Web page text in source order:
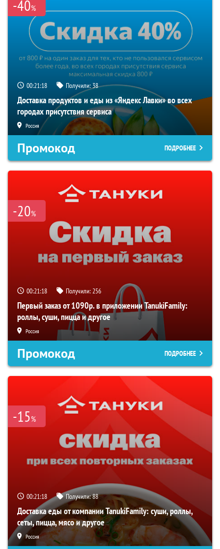
-40%
00:21:17 Получили:38
Доставка продуктов и еды из «Яндекс Лавки» во всех
городах присутствия сервиса
Россия
Промокод ПОДРОБНЕЕ
-20%
00:21:17 Получили:256
Первый заказ от 1090р. в приложении TanukiFamily:
роллы, суши, пицца и другое
Россия
Промокод ПОДРОБНЕЕ
-15%
00:21:17 Получили:88
Доставка еды от компании TanukiFamily: суши, роллы,
сеты, пицца, мясо и другое
Россия